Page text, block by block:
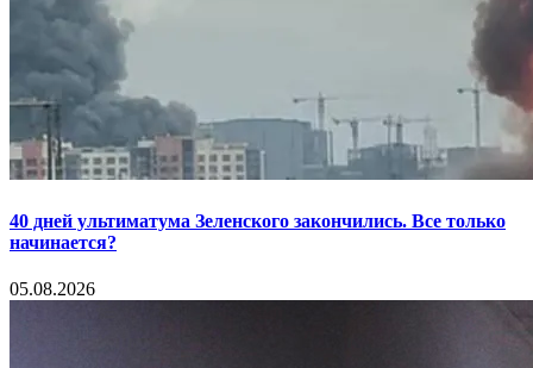
40 дней ультиматума Зеленского закончились. Все только
начинается?
05.08.2026